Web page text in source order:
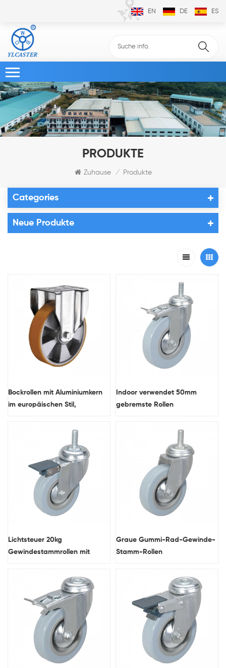
EN DE ES
PRODUKTE
Zuhause / Produkte
Categories
Neue Produkte
Bockrollen mit Aluminiumkern
im europäischen Stil,
Indoor verwendet 50mm
gebremste Rollen
Lichtsteuer 20kg
Gewindestammrollen mit
Graue Gummi-Rad-Gewinde-
Stamm-Rollen